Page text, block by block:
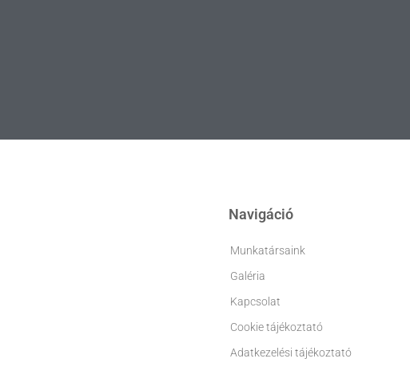
Navigáció
Munkatársaink
Galéria
Kapcsolat
Cookie tájékoztató
Adatkezelési tájékoztató